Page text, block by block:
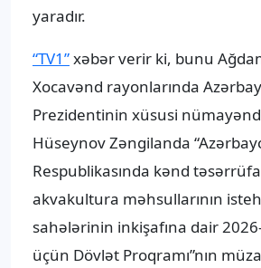
yaradır.
“TV1”xəbər verir ki, bunu
Xocavənd rayonlarında
Prezidentinin xüsusi
Hüseynov Zəngilanda
Respublikasında kənd
akvakultura məhsullarının
sahələrinin inkişafına dair
üçün Dövlət Proqramı”nın